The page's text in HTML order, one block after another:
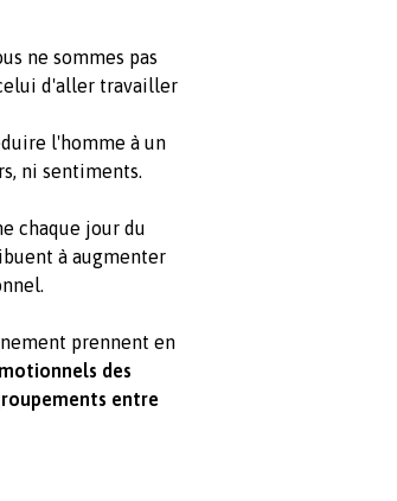
ne sommes pas
d'aller travailler
l'homme à un
ni sentiments.
chaque jour du
à augmenter
prennent en
des
entre